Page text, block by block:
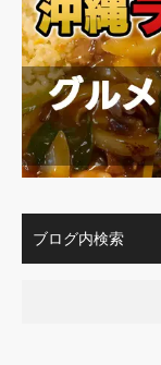
ブログ内検索